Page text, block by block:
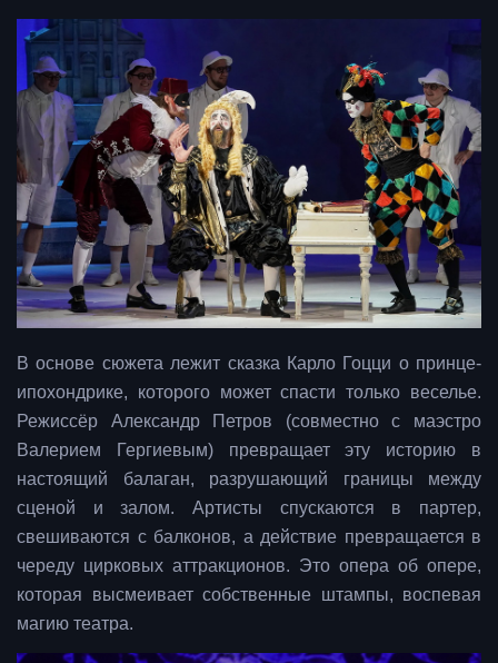
В основе сюжета лежит сказка Карло Гоцци о принце-
ипохондрике, которого может спасти только веселье.
Режиссёр Александр Петров (совместно с маэстро
Валерием Гергиевым) превращает эту историю в
настоящий балаган, разрушающий границы между
сценой и залом. Артисты спускаются в партер,
свешиваются с балконов, а действие превращается в
череду цирковых аттракционов. Это опера об опере,
которая высмеивает собственные штампы, воспевая
магию театра.